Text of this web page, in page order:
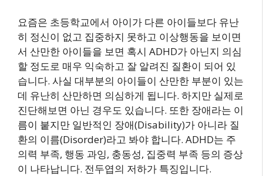
요즘은 초등학교에서 아이가 다른 아이들보다 유난
히 정신이 없고 집중하지 못하고 이상행동을 보이면
서 산만한 아이들을 보면 혹시 ADHD가 아닌지 의심
할 정도로 매우 익숙하고 잘 알려진 질환이 되어 있
습니다. 사실 대부분의 아이들이 산만한 부분이 있는
데 유난히 산만하면 의심하게 됩니다. 하지만 실제로
진단해보면 아닌 경우도 있습니다. 또한 장애라는 이
름이 붙지만 일반적인 장애(Disability)가 아니라 질
환의 이름(Disorder)라고 봐야 합니다. ADHD는 주
의력 부족, 행동 과잉, 충동성, 집중력 부족 등의 증상
이 나타납니다. 전두엽의 저하가 특징입니다.